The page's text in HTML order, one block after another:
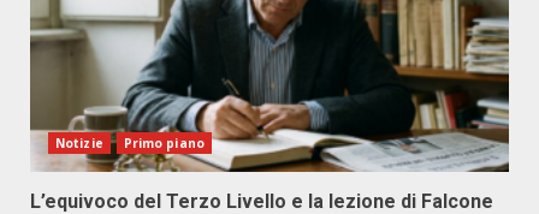
Notizie Primo piano
L’equivoco del Terzo Livello e la lezione di Falcone